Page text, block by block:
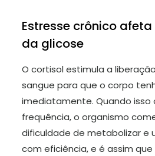
Estresse crônico
da glicose
O cortisol estimula a
sangue para que o corpo
imediatamente. Quando isso
frequência, o organismo
dificuldade de metabolizar e
com eficiência, e é assim